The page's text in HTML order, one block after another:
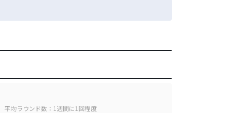
平均ラウンド数：1週間に1回程度